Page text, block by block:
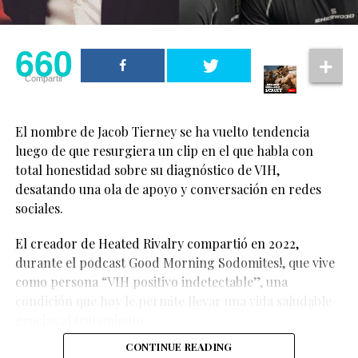
660
Compartir
heterosexuales siendo
dos personas queer, y
aun así contar una
cercanía”, comentó.
“Hay algo realmente
especial en eso”, añadió
la actriz.
Las declaraciones de Cynthia Erivo han sido celebradas
dentro de grandes producciones comerciales.
El tema no llega solo: “RUNWAY” forma parte del
soundtrack de
The Devil Wears Prada 2, y suena durante
antes de salir a la pasarela. El video captura justo esa
660
Compartir
El nombre de Jacob Tierney se ha vuelto tendencia
luego de que resurgiera un clip en el que habla con
total honestidad sobre su diagnóstico de VIH,
desatando una ola de apoyo y conversación en redes
sociales.
El creador de Heated Rivalry compartió en 2022,
durante el podcast Good Morning Sodomites!, que vive
como persona “VIH positivo indetectable”, una
CONTINUE READING